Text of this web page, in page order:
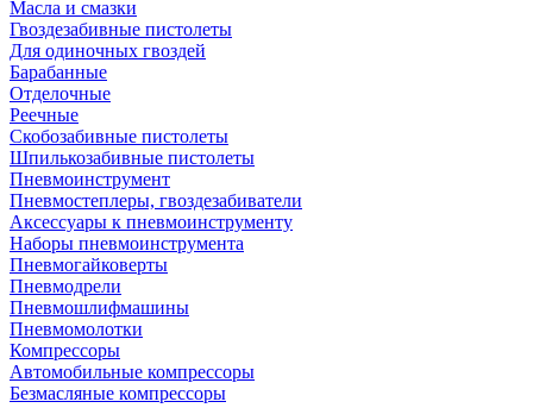
Масла и смазки
Гвоздезабивные пистолеты
Для одиночных гвоздей
Барабанные
Отделочные
Реечные
Скобозабивные пистолеты
Шпилькозабивные пистолеты
Пневмоинструмент
Пневмостеплеры, гвоздезабиватели
Аксессуары к пневмоинструменту
Наборы пневмоинструмента
Пневмогайковерты
Пневмодрели
Пневмошлифмашины
Пневмомолотки
Компрессоры
Автомобильные компрессоры
Безмасляные компрессоры